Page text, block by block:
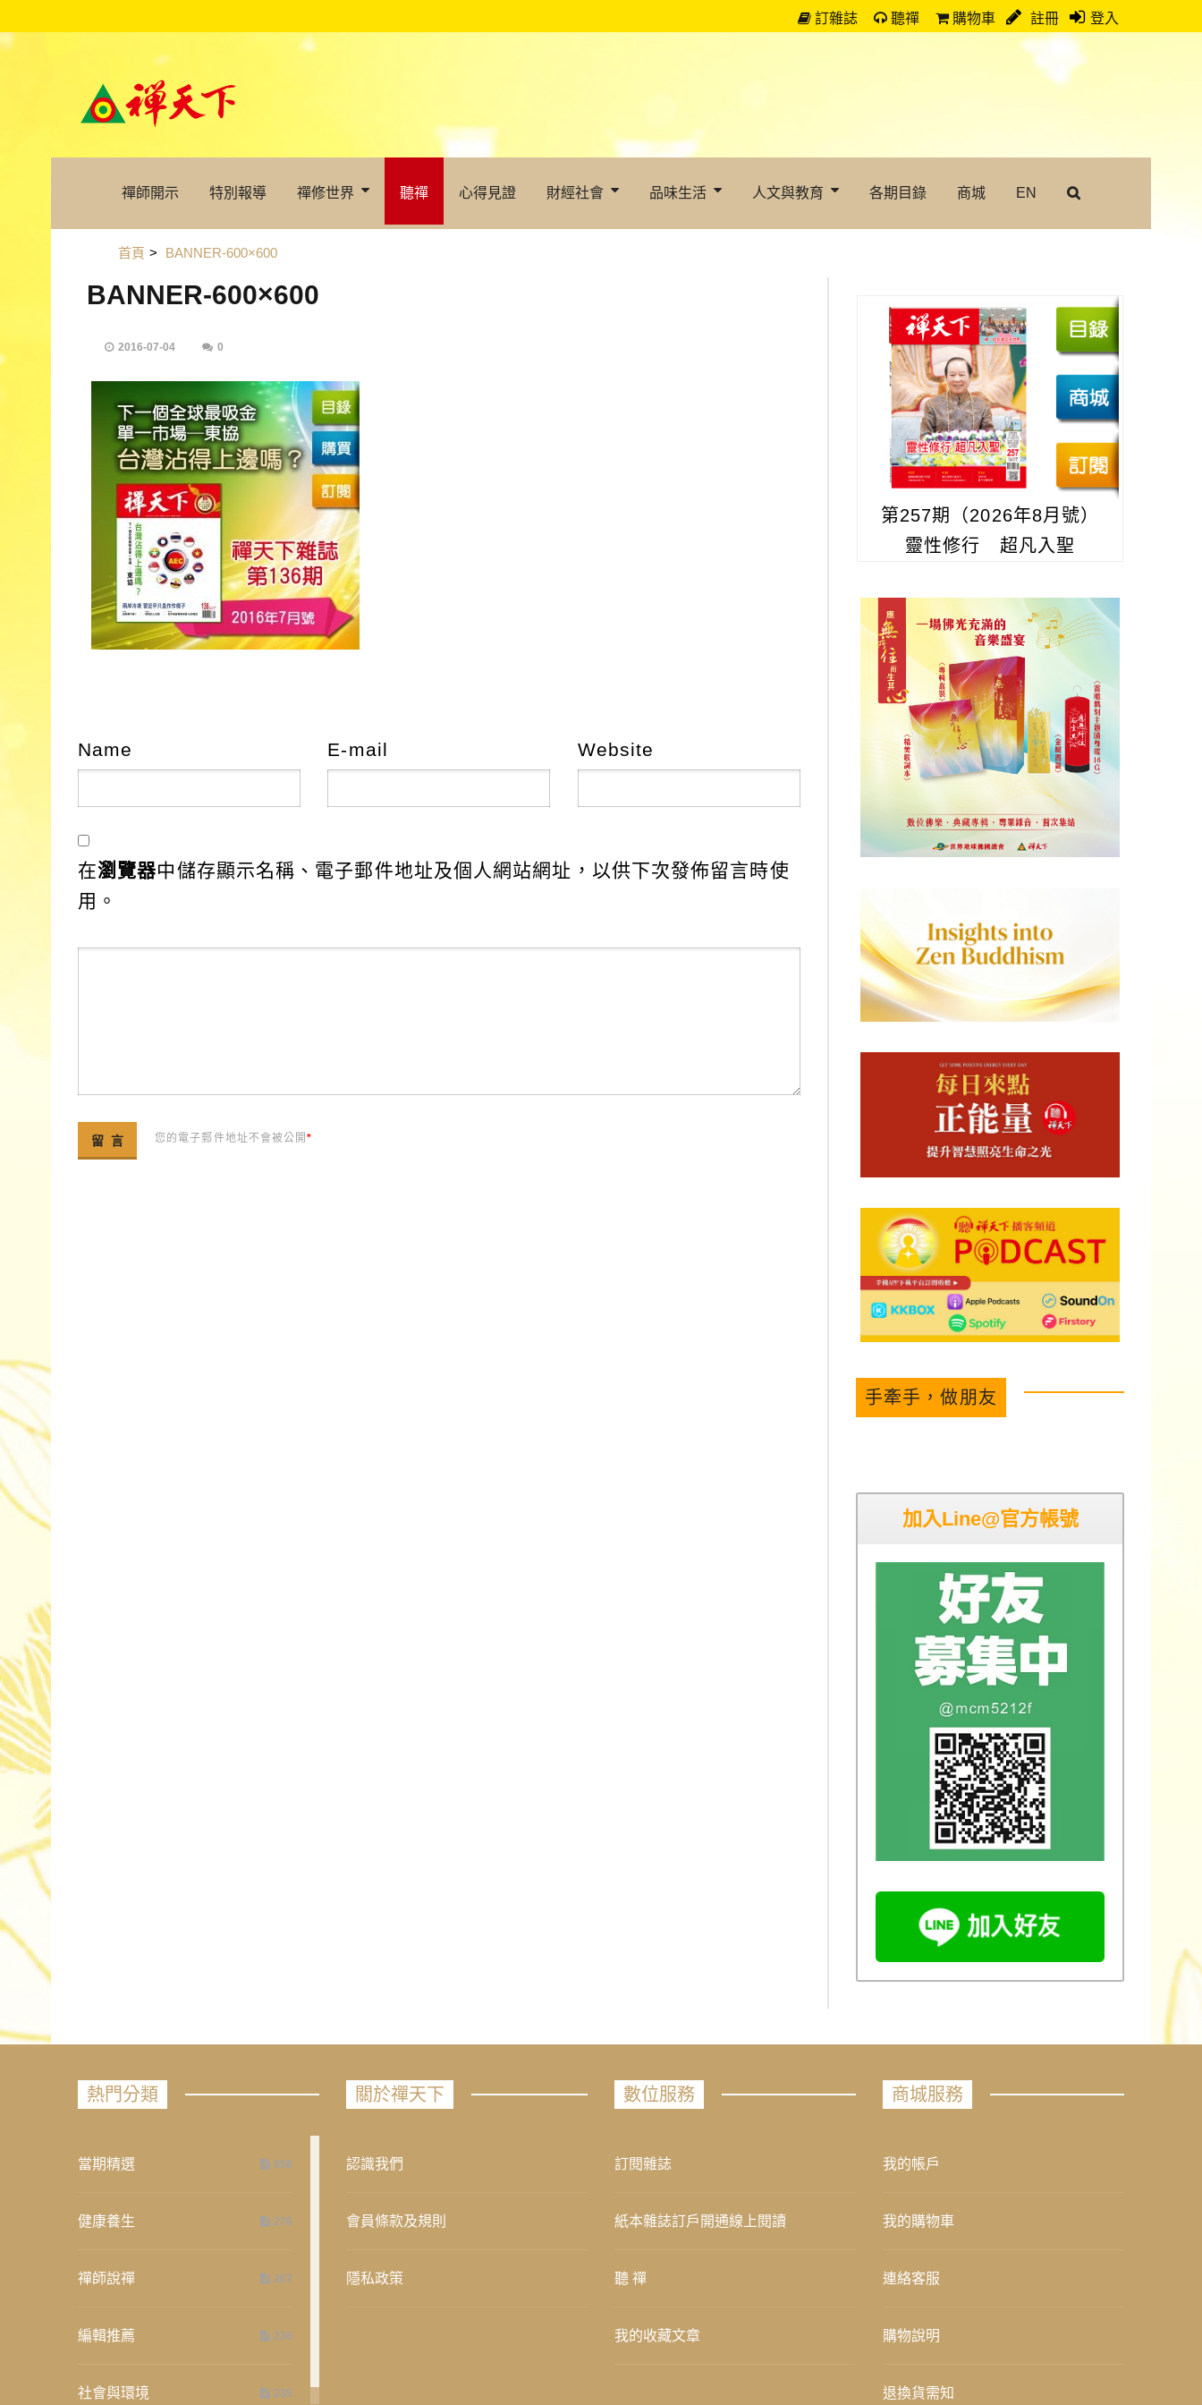
訂雜誌 聽禪 購物車 註冊 登入
禪師開示 特別報導 禪修世界 聽禪 心得見證 財經社會 品味生活 人文與教育 各期目錄 商城 EN
首頁 > BANNER-600×600
BANNER-600×600
2016-07-04 0
Name E-mail Website
在瀏覽器中儲存顯示名稱、電子郵件地址及個人網站網址，以供下次發佈留言時使
用。
您的電子郵件地址不會被公開*
第257期（2026年8月號）
靈性修行 超凡入聖
手牽手，做朋友
加入Line@官方帳號
熱門分類
當期精選 658
健康養生 276
禪師說禪 267
編輯推薦 236
社會與環境 235
關於禪天下
認識我們
會員條款及規則
隱私政策
數位服務
訂閱雜誌
紙本雜誌訂戶開通線上閱讀
聽 禪
我的收藏文章
商城服務
我的帳戶
我的購物車
連絡客服
購物說明
退換貨需知